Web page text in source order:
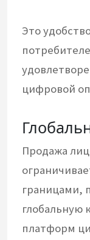
Это
цифровой
Продажа
границами,
глобальную
платформ